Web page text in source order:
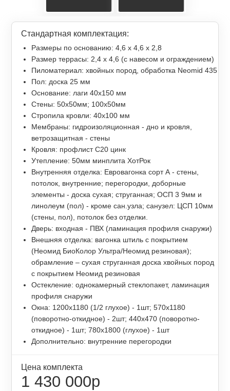
Стандартная комплектация:
Размеры по основанию: 4,6 х 4,6 х 2,8
Размер террасы: 2,4 x 4,6 (с навесом и ограждением)
Пиломатериал: хвойных пород, обработка Neomid 435
Пол: доска 25 мм
Основание: лаги 40х150 мм
Стены: 50х50мм; 100х50мм
Стропила кровли: 40х100 мм
Мембраны: гидроизоляционная - дно и кровля,
ветрозащитная - стены
Кровля: профлист С20 цинк
Утепление: 50мм минплита ХотРок
Внутренняя отделка: Евровагонка сорт А - стены,
потолок, внутренние; перегородки, доборные
элементы - доска сухая; струганная; ОСП 3 9мм и
линолеум (пол) - кроме сан.узла; санузел: ЦСП 10мм
(стены, пол), потолок без отделки.
Дверь: входная - ПВХ (ламинация профиля снаружи)
Внешняя отделка: вагонка штиль с покрытием
(Неомид БиоКолор Ультра/Неомид резиновая);
обрамление – сухая струганная доска хвойных пород
с покрытием Неомид резиновая
Остекление: однокамерный стеклопакет, ламинация
профиля снаружи
Окна: 1200х1180 (1/2 глухое) - 1шт; 570х1180
(поворотно-откидное) - 2шт; 440х470 (поворотно-
откидное) - 1шт; 780х1800 (глухое) - 1шт
Дополнительно: внутренние перегородки
Цена комплекта
1 430 000р